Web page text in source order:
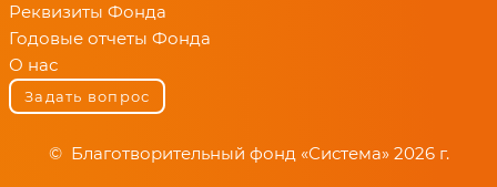
Реквизиты Фонда
Годовые отчеты Фонда
О нас
Задать вопрос
© Благотворительный фонд «Система» 2026 г.